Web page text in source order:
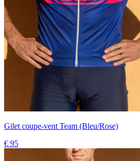
Gilet coupe-vent Team (Bleu/Rose)
€ 95